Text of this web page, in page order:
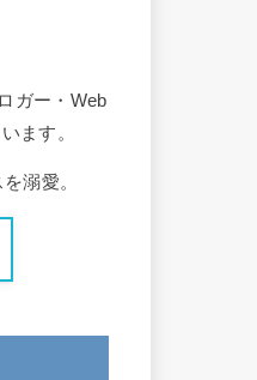
ガー・Web
ます。
溺愛。